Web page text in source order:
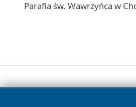
Parafia św. Wawrzyńca w